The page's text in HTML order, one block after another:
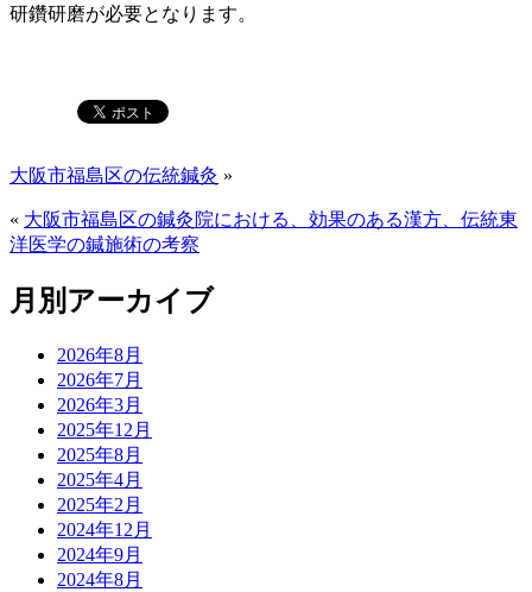
研鑽研磨が必要となります。
大阪市福島区の伝統鍼灸 »
« 大阪市福島区の鍼灸院における、効果のある漢方、伝統東
洋医学の鍼施術の考察
月別アーカイブ
2026年8月
2026年7月
2026年3月
2025年12月
2025年8月
2025年4月
2025年2月
2024年12月
2024年9月
2024年8月